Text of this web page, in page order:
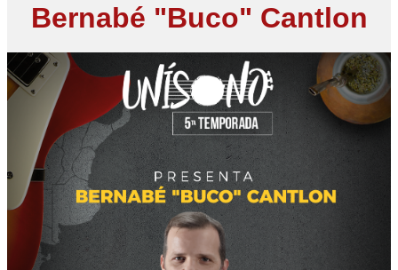
Bernabé "Buco" Cantlon